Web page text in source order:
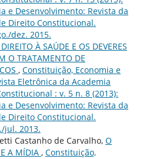
e Desenvolvimento: Revista da
Direito Constitucional.
dez. 2015.
À SAÚDE E OS DEVERES
O TRATAMENTO DE
, Constituição, Economia e
Eletrônica da Academia
: v. 5 n. 8 (2013):
e Desenvolvimento: Revista da
Direito Constitucional.
jul. 2013.
Castanho de Carvalho, O
A MÍDIA , Constituição,